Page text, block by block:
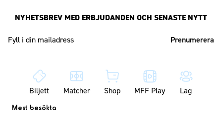
NYHETSBREV MED ERBJUDANDEN OCH SENASTE NYTT
Biljett Matcher Shop MFF Play Lag
Mest besökta